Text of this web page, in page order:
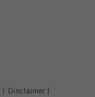
Disclaimer